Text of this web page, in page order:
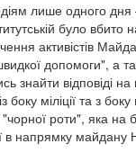
лише одного
було
активістів
допомоги", а
знайти відповіді
боку міліції та з
роти", яка на
в напрямку майдану